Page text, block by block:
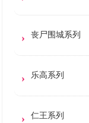
丧尸围城系列
乐高系列
仁王系列